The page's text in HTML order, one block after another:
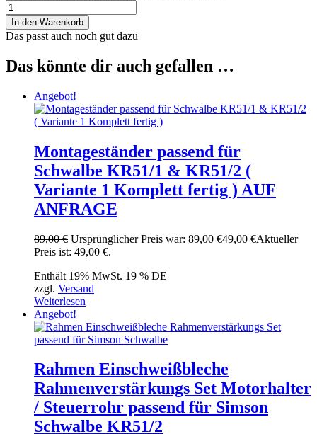
In den Warenkorb
Das passt auch noch gut dazu
Das könnte dir auch gefallen …
Angebot!
Montageständer passend für
Schwalbe KR51/1 & KR51/2 (
Variante 1 Komplett fertig ) AUF
ANFRAGE
89,00€ Ursprünglicher Preis war: 89,00 €49,00 €Aktueller
Preis ist: 49,00 €.
Enthält 19% MwSt. 19 % DE
zzgl. Versand
Weiterlesen
Angebot!
Rahmen Einschweißbleche
Rahmenverstärkungs Set Motorhalter
/ Steuerrohr passend für Simson
Schwalbe KR51/2